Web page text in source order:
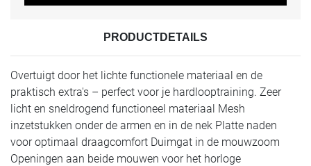
PRODUCTDETAILS
Overtuigt door het lichte functionele materiaal en de
praktisch extra's – perfect voor je hardlooptraining. Zeer
licht en sneldrogend functioneel materiaal Mesh
inzetstukken onder de armen en in de nek Platte naden
voor optimaal draagcomfort Duimgat in de mouwzoom
Openingen aan beide mouwen voor het horloge